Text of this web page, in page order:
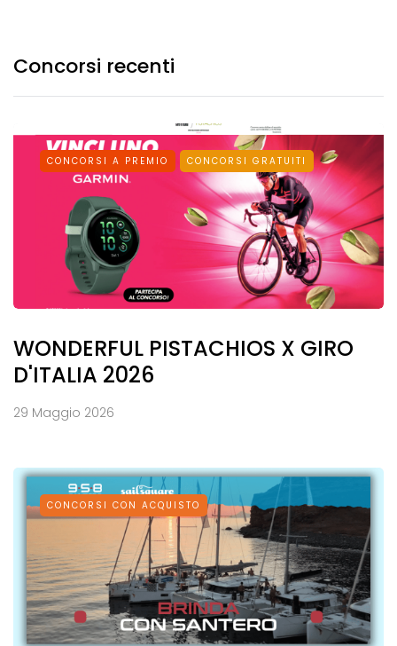
Concorsi recenti
CONCORSI A PREMIO CONCORSI GRATUITI
WONDERFUL PISTACHIOS X GIRO
D'ITALIA 2026
29 Maggio 2026
CONCORSI CON ACQUISTO